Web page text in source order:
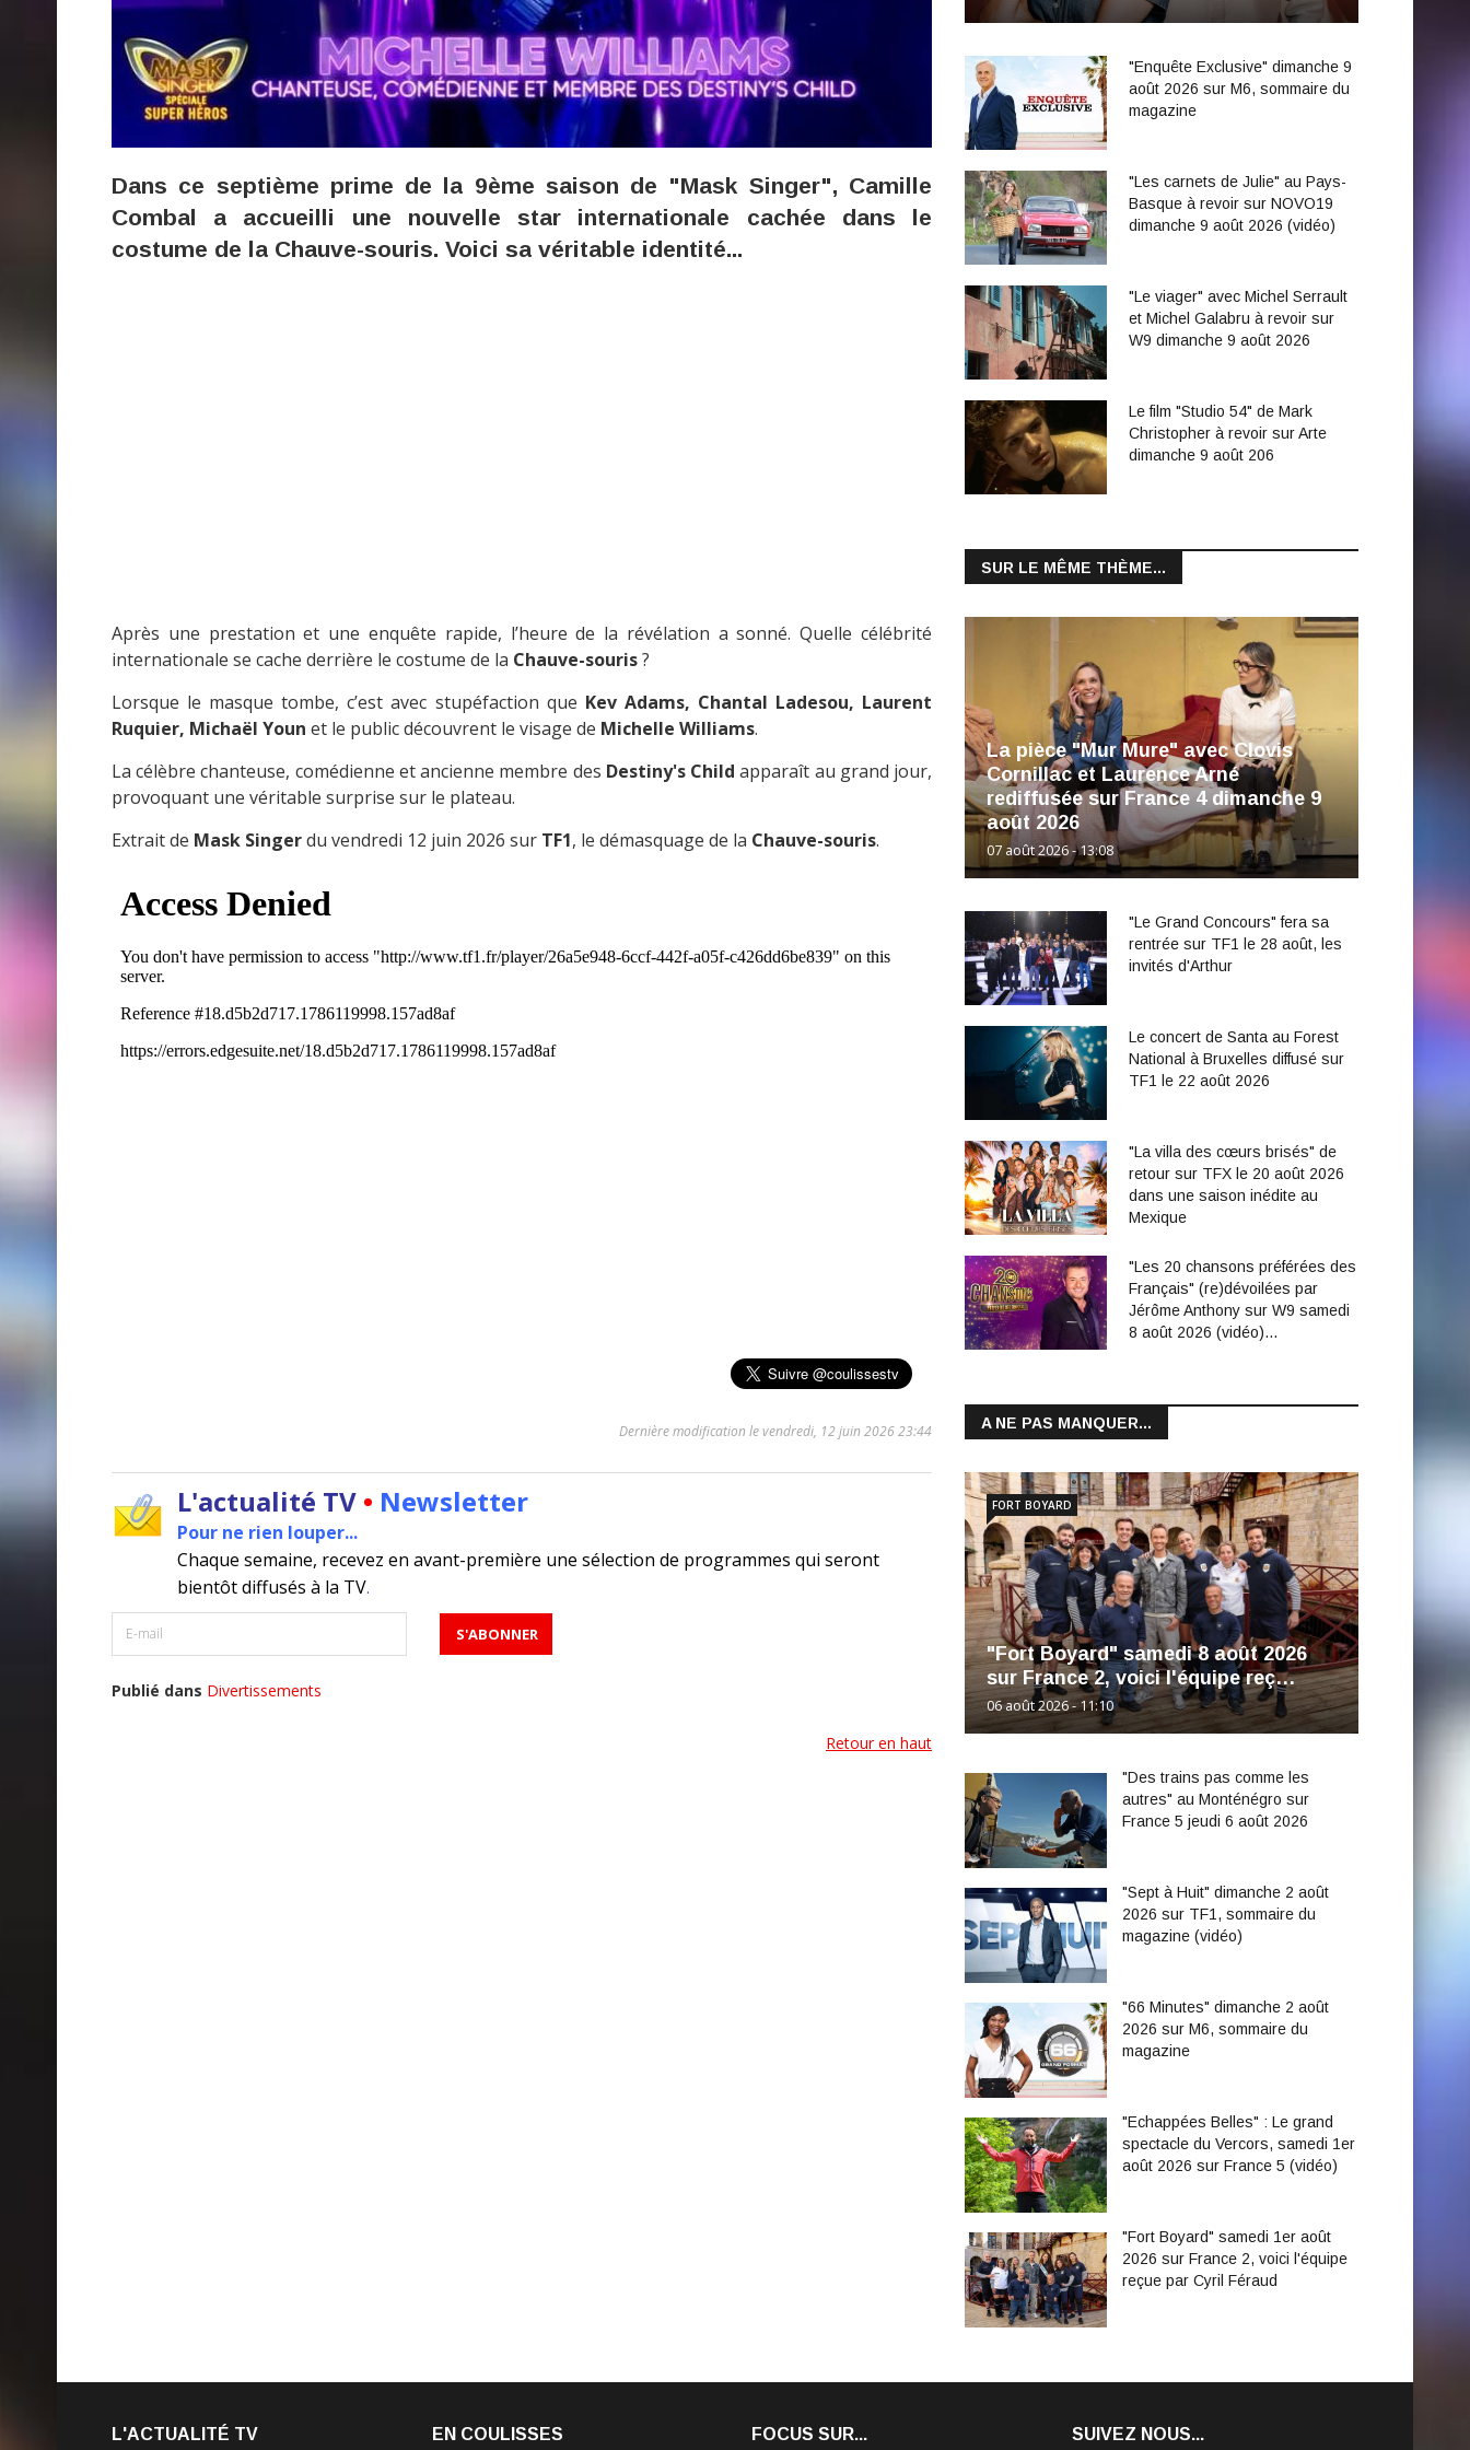
Dans ce septième prime de la 9ème saison de "Mask Singer", Camille
Combal a accueilli une nouvelle star internationale cachée dans le
costume de la Chauve-souris. Voici sa véritable identité...
Après une prestation et une enquête rapide, l’heure de la révélation a sonné. Quelle célébrité
internationale se cache derrière le costume de la Chauve-souris?
Lorsque le masque tombe, c’est avec stupéfaction que Kev Adams, Chantal Ladesou, Laurent
Ruquier, Michaël Youn et le public découvrent le visage de Michelle Williams.
La célèbre chanteuse, comédienne et ancienne membre des Destiny's Child apparaît au grand jour,
provoquant une véritable surprise sur le plateau.
Extrait de Mask Singerdu vendredi 12 juin 2026 sur TF1, le démasquage de la Chauve-souris.
Dernière modification le vendredi, 12 juin 2026 23:44
L'actualité TV • Newsletter
Pour ne rien louper...
Chaque semaine, recevez en avant-première une sélection de programmes qui seront
bientôt diffusés à la TV.
Publié dans Divertissements
Retour en haut
"Enquête Exclusive" dimanche 9
août 2026 sur M6, sommaire du
magazine
"Les carnets de Julie" au Pays-
Basque à revoir sur NOVO19
dimanche 9 août 2026 (vidéo)
"Le viager" avec Michel Serrault
et Michel Galabru à revoir sur
W9 dimanche 9 août 2026
Le film "Studio 54" de Mark
Christopher à revoir sur Arte
dimanche 9 août 206
SUR LE MÊME THÈME...
La pièce "Mur Mure" avec Clovis
Cornillac et Laurence Arné
rediffusée sur France 4 dimanche 9
août 2026
07 août 2026 - 13:08
"Le Grand Concours" fera sa
rentrée sur TF1 le 28 août, les
invités d'Arthur
Le concert de Santa au Forest
National à Bruxelles diffusé sur
TF1 le 22 août 2026
"La villa des cœurs brisés" de
retour sur TFX le 20 août 2026
dans une saison inédite au
Mexique
"Les 20 chansons préférées des
Français" (re)dévoilées par
Jérôme Anthony sur W9 samedi
8 août 2026 (vidéo)…
A NE PAS MANQUER...
"Fort Boyard" samedi 8 août 2026
sur France 2, voici l'équipe reç…
06 août 2026 - 11:10
FORT BOYARD
"Des trains pas comme les
autres" au Monténégro sur
France 5 jeudi 6 août 2026
"Sept à Huit" dimanche 2 août
2026 sur TF1, sommaire du
magazine (vidéo)
"66 Minutes" dimanche 2 août
2026 sur M6, sommaire du
magazine
"Echappées Belles" : Le grand
spectacle du Vercors, samedi 1er
août 2026 sur France 5 (vidéo)
"Fort Boyard" samedi 1er août
2026 sur France 2, voici l'équipe
reçue par Cyril Féraud
L'ACTUALITÉ TV EN COULISSES FOCUS SUR... SUIVEZ NOUS...